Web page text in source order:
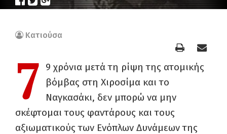
Κατιούσα
7
9 χρόνια μετά τη ρίψη της ατομικής
βόμβας στη Χιροσίμα και το
Ναγκασάκι, δεν μπορώ να μην
σκέφτομαι τους φαντάρους και τους
αξιωματικούς των Ενόπλων Δυνάμεων της